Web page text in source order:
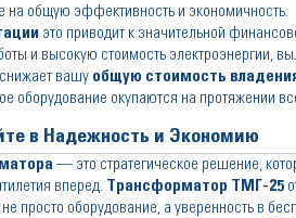
общую эффективность и экономичность.
это приводит к значительной
и высокую стоимость электроэнергии,
снижает вашу общую стоимость
оборудование окупаются на протяжении
в Надежность и Экономию
— это стратегическое решение,
вперед. Трансформатор ТМГ-25
просто оборудование, а уверенность в